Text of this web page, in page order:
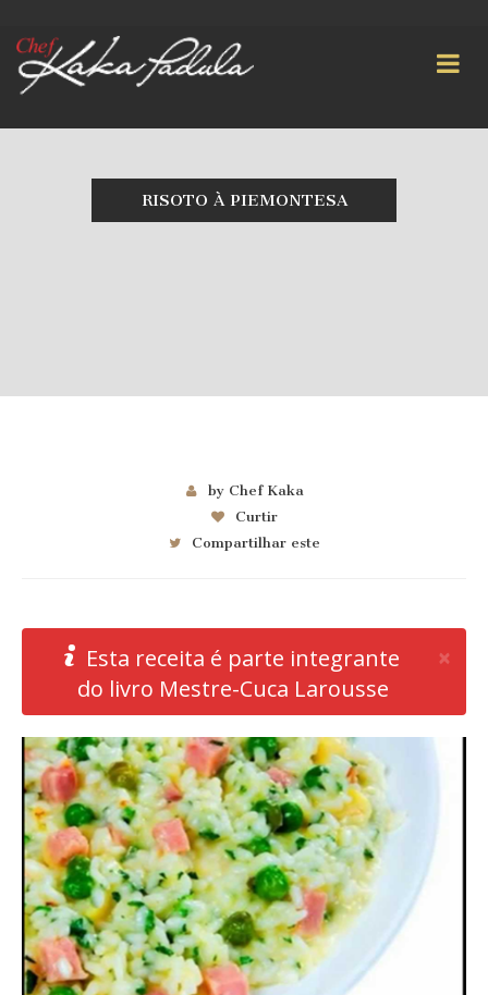
RISOTO À PIEMONTESA
by Chef Kaka
Curtir
Compartilhar este
×
Esta receita é parte integrante
do livro Mestre-Cuca Larousse